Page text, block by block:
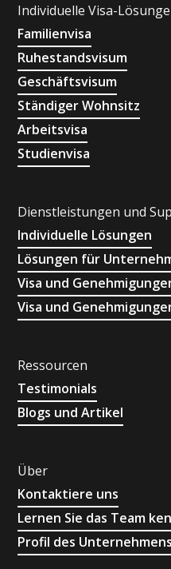
Individuelle Visa-
Familienvisa
Ruhestandsvisum
Geschäftsvisum
Ständiger Wohnsitz
Arbeitsvisa
Studienvisa
Dienstleistungen und
Individuelle Lösungen
Lösungen für
Visa und
Visa und
Ressourcen
Testimonials
Blogs und Artikel
Über
Kontaktiere uns
Lernen Sie das Team
Profil des Unternehmens